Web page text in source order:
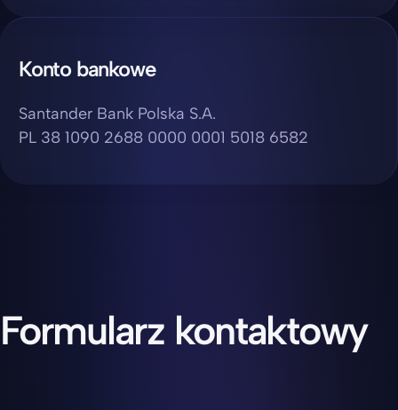
Konto bankowe
Santander Bank Polska S.A.
PL 38 1090 2688 0000 0001 5018 6582
Formularz kontaktowy